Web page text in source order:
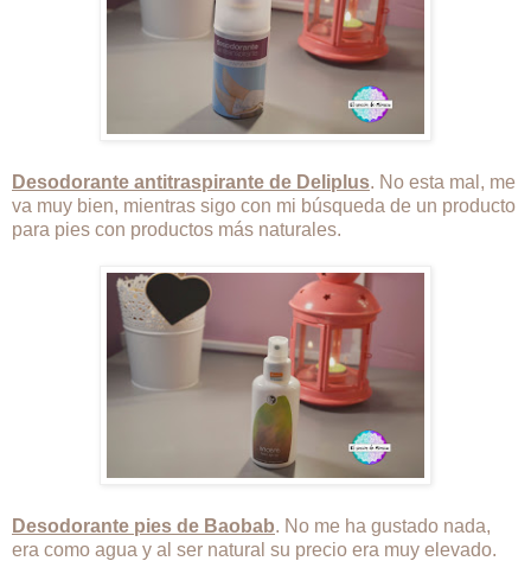
Desodorante antitraspirante de Deliplus. No esta mal, me
va muy bien, mientras sigo con mi búsqueda de un producto
para pies con productos más naturales.
Desodorante pies de Baobab. No me ha gustado nada,
era como agua y al ser natural su precio era muy elevado.